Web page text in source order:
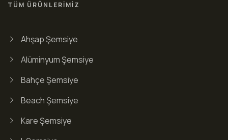
TÜM ÜRÜNLERIMIZ
Ahşap Şemsiye
Alüminyum Şemsiye
Bahçe Şemsiye
Beach Şemsiye
Kare Şemsiye